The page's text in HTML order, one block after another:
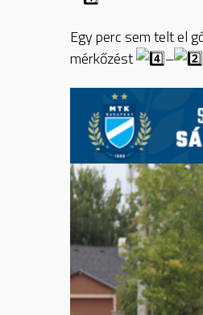
Egy perc sem telt el
mérkőzést
–